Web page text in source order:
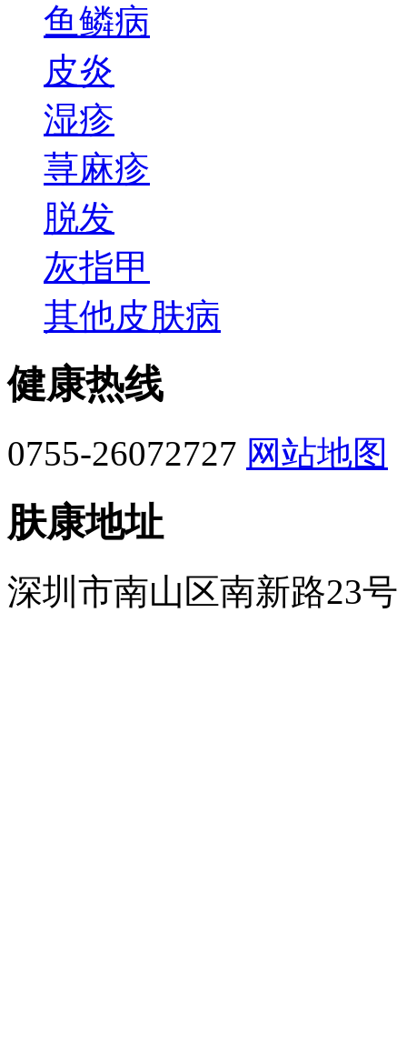
鱼鳞病
皮炎
湿疹
荨麻疹
脱发
灰指甲
其他皮肤病
健康热线
0755-26072727 网站地图
肤康地址
深圳市南山区南新路23